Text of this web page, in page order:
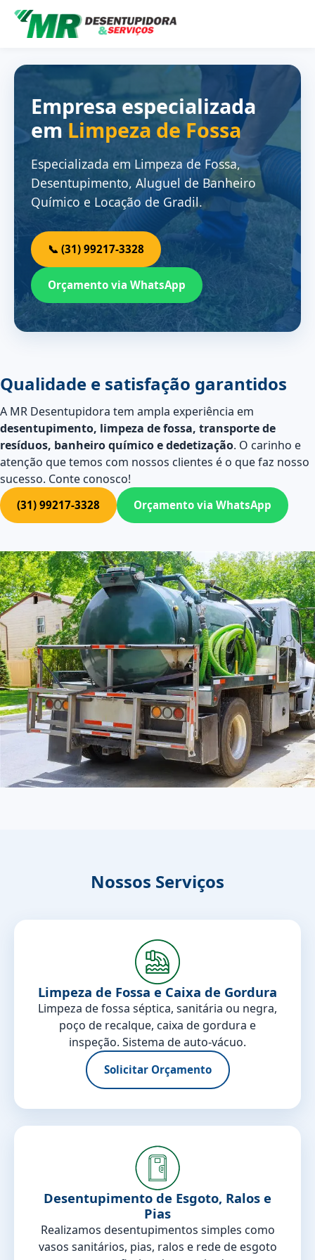
Empresa especializada
em Limpeza de Fossa
Especializada em Limpeza de Fossa,
Desentupimento, Aluguel de Banheiro
Químico e Locação de Gradil.
📞 (31) 99217-3328
Orçamento via WhatsApp
Qualidade e satisfação garantidos
A MR Desentupidora tem ampla experiência em
desentupimento, limpeza de fossa, transporte de
resíduos, banheiro químico e dedetização. O carinho e
atenção que temos com nossos clientes é o que faz nosso
sucesso. Conte conosco!
(31) 99217-3328 Orçamento via WhatsApp
Nossos Serviços
Limpeza de Fossa e Caixa de Gordura
Limpeza de fossa séptica, sanitária ou negra,
poço de recalque, caixa de gordura e
inspeção. Sistema de auto-vácuo.
Solicitar Orçamento
Desentupimento de Esgoto, Ralos e
Pias
Realizamos desentupimentos simples como
vasos sanitários, pias, ralos e rede de esgoto